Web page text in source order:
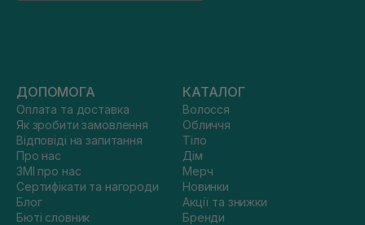
ДОПОМОГА
Оплата та доставка
Як зробити замовлення
Відповіді на запитання
Про нас
ЗМІ про нас
Сертифікати та нагороди
Блог
Бюті словник
КАТАЛОГ
Волосся
Обличчя
Тіло
Дім
Мерч
Новинки
Акції та знижки
Бренди